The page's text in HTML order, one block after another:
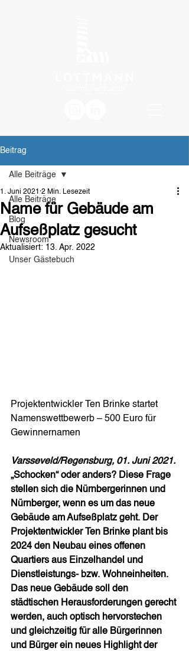
Beitrag
Alle Beiträge
Blog
Newsroom
Unser Gästebuch
Alle Beiträge
Name für Gebäude am
Aufseßplatz gesucht
1. Juni 2021 2 Min. Lesezeit
Aktualisiert: 13. Apr. 2022
Projektentwickler Ten Brinke startet
Namenswettbewerb – 500 Euro für
Gewinnernamen
Varsseveld/Regensburg, 01. Juni 2021.
„Schocken“ oder anders? Diese Frage
stellen sich die Nürnbergerinnen und
Nürnberger, wenn es um das neue
Gebäude am Aufseßplatz geht. Der
Projektentwickler Ten Brinke plant bis
2024 den Neubau eines offenen
Quartiers aus Einzelhandel und
Dienstleistungs- bzw. Wohneinheiten.
Das neue Gebäude soll den
städtischen Herausforderungen gerecht
werden, auch optisch hervorstechen
und gleichzeitig für alle Bürgerinnen
und Bürger ein neues Highlight der